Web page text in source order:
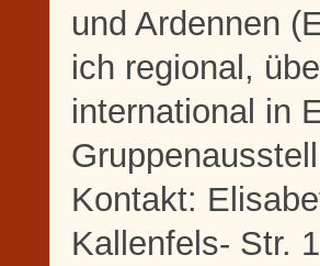
und Ardennen
ich regional,
international in
Kontakt:
Kallenfels- Str.